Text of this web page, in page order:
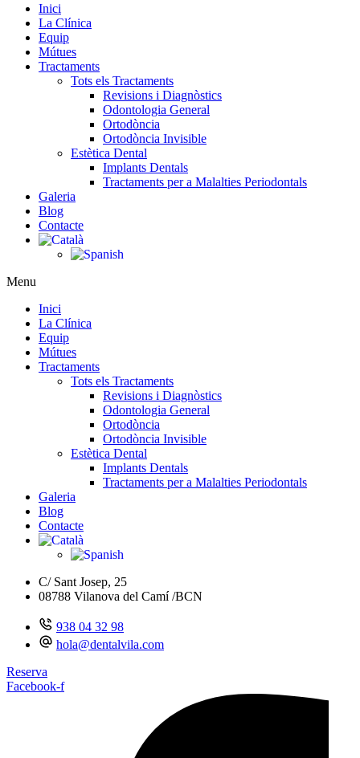
Inici
La Clínica
Equip
Mútues
Tractaments
Tots els Tractaments
Revisions i Diagnòstics
Odontologia General
Ortodòncia
Ortodòncia Invisible
Estètica Dental
Implants Dentals
Tractaments per a Malalties Periodontals
Galeria
Blog
Contacte
Menu
Inici
La Clínica
Equip
Mútues
Tractaments
Tots els Tractaments
Revisions i Diagnòstics
Odontologia General
Ortodòncia
Ortodòncia Invisible
Estètica Dental
Implants Dentals
Tractaments per a Malalties Periodontals
Galeria
Blog
Contacte
C/ Sant Josep, 25
08788 Vilanova del Camí /BCN
938 04 32 98
hola@dentalvila.com
Reserva
Facebook-f